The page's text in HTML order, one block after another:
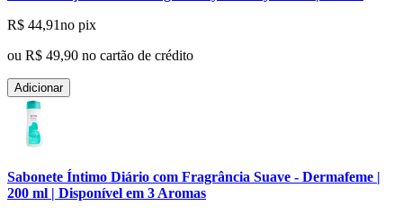
R$ 44,91no pix
ou R$ 49,90 no cartão de crédito
Adicionar
Sabonete Íntimo Diário com Fragrância Suave - Dermafeme |
200 ml | Disponível em 3 Aromas